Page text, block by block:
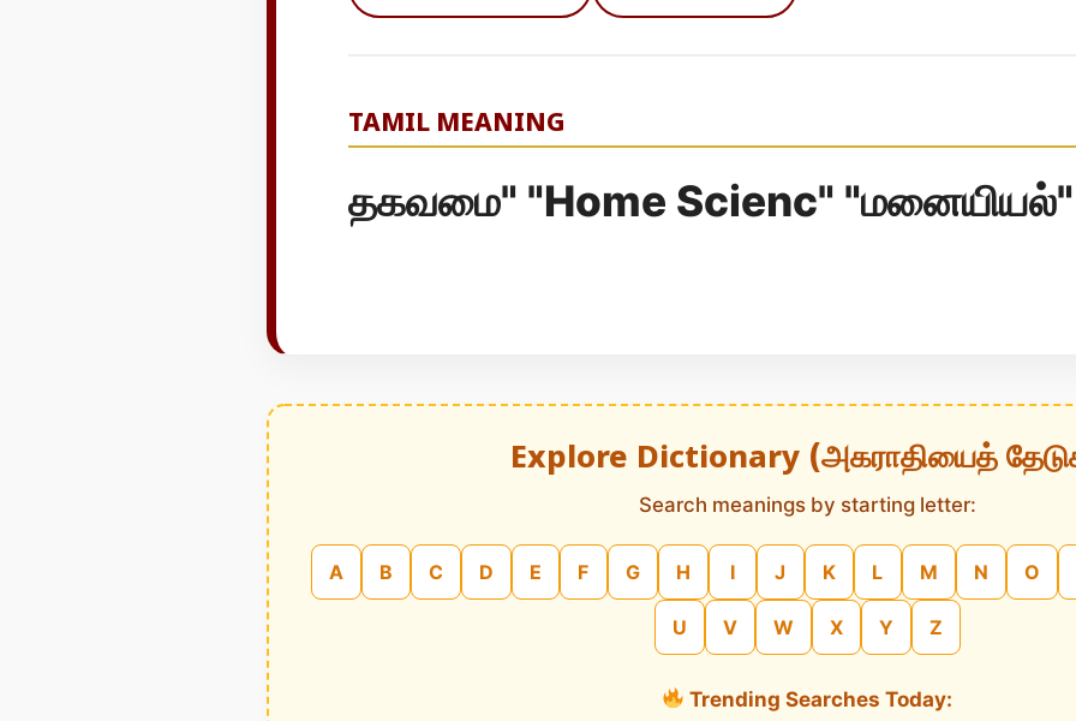
TAMIL MEANING
தகவமை" "Home Scienc" "மனையியல்"
Explore Dictionary (அகராதியைத்
Search meanings by starting letter:
A B C D E F G H I J K L M N O
U V W X Y Z
Trending Searches Today: